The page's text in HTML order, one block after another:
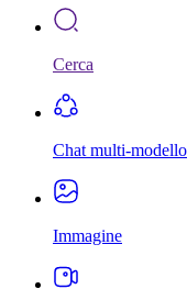
Cerca
Chat multi-modello
Immagine